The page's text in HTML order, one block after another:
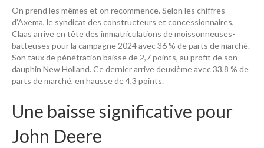
On prend les mêmes et on recommence. Selon les chiffres
d’Axema, le syndicat des constructeurs et concessionnaires,
Claas arrive en tête des immatriculations de moissonneuses-
batteuses pour la campagne 2024 avec 36 % de parts de marché.
Son taux de pénétration baisse de 2,7 points, au profit de son
dauphin New Holland. Ce dernier arrive deuxième avec 33,8 % de
parts de marché, en hausse de 4,3 points.
Une baisse significative pour
John Deere